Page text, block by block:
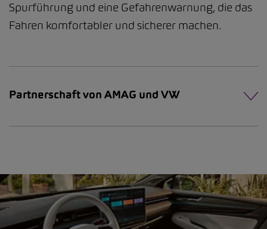
Spurführung und eine Gefahrenwarnung, die das
Fahren komfortabler und sicherer machen.
Partnerschaft von AMAG und VW